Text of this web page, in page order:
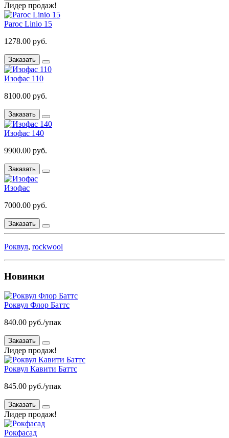
Лидер продаж!
Paroc Linio 15
1278.00 руб.
Заказать
Изофас 110
8100.00 руб.
Заказать
Изофас 140
9900.00 руб.
Заказать
Изофас
7000.00 руб.
Заказать
Роквул, rockwool
Новинки
Роквул Флор Баттс
840.00 руб./упак
Заказать
Лидер продаж!
Роквул Кавити Баттс
845.00 руб./упак
Заказать
Лидер продаж!
Рокфасад